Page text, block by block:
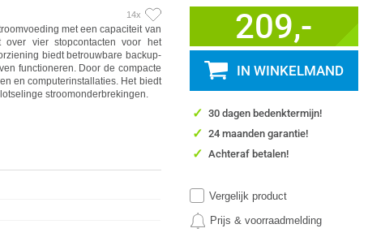
14x
met een capaciteit van
over vier stopcontacten voor het
biedt betrouwbare backup-
functioneren. Door de compacte
en computerinstallaties. Het biedt
stroomonderbrekingen.
209,-
IN WINKELMAND
✓ 30 dagen bedenktermijn!
✓ 24 maanden garantie!
✓ Achteraf betalen!
Vergelijk product
Prijs & voorraadmelding